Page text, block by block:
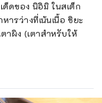
ด็ดของ นิอิมิ ในสเต็ก
ารว่างที่เน้นเนื้อ ชิยะ
าผิง (เตาสำหรับให้